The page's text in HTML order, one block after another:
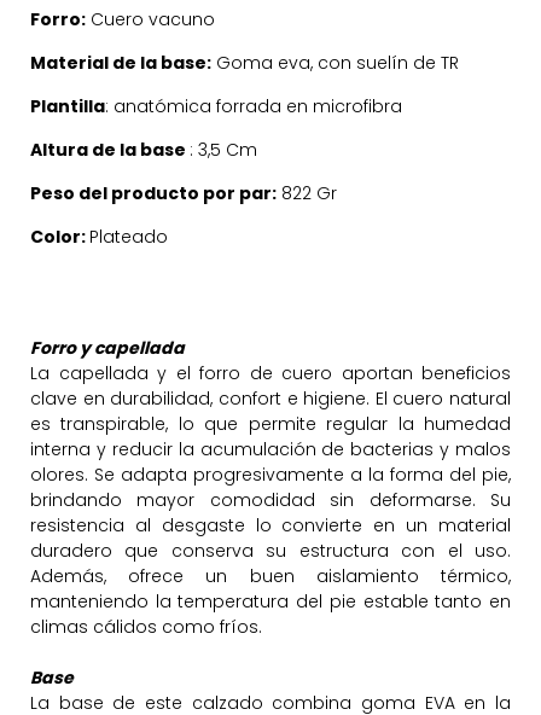
Forro: Cuero vacuno
Material de la base: Goma eva, con suelín de TR
Plantilla: anatómica forrada en microfibra
Altura de la base : 3,5 Cm
Peso del producto por par: 822 Gr
Color: Plateado
Forro y capellada
La capellada y el forro de cuero aportan beneficios
clave en durabilidad, confort e higiene. El cuero natural
es transpirable, lo que permite regular la humedad
interna y reducir la acumulación de bacterias y malos
olores. Se adapta progresivamente a la forma del pie,
brindando mayor comodidad sin deformarse. Su
resistencia al desgaste lo convierte en un material
duradero que conserva su estructura con el uso.
Además, ofrece un buen aislamiento térmico,
manteniendo la temperatura del pie estable tanto en
climas cálidos como fríos.
Base
La base de este calzado combina goma EVA en la